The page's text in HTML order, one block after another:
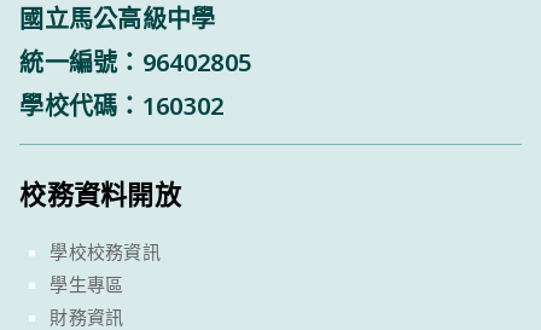
國立馬公高級中學
統一編號：96402805
學校代碼：160302
校務資料開放
學校校務資訊
學生專區
財務資訊